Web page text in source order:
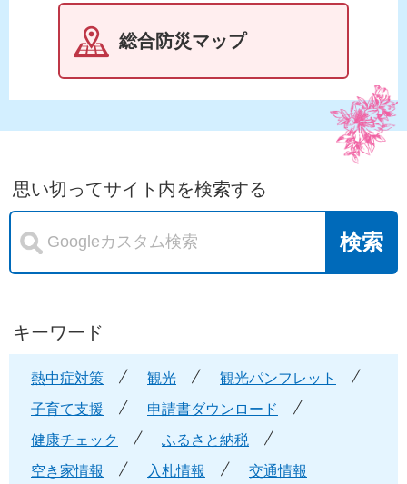
総合防災マップ
思い切ってサイト内を検索する
キーワード
熱中症対策 観光
観光パンフレット
子育て支援
申請書ダウンロード
健康チェック
ふるさと納税
空き家情報
入札情報 交通情報